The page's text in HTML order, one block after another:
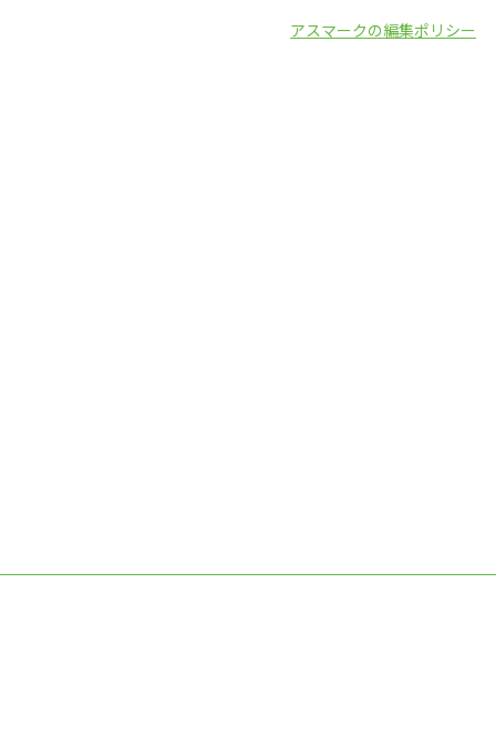
アスマークの編集ポリシー